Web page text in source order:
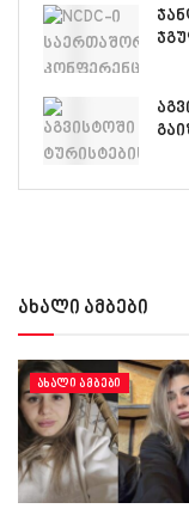
ახალი ამბები
ᲐᲮᲐᲚᲘ ᲐᲛᲑᲔᲑᲘ